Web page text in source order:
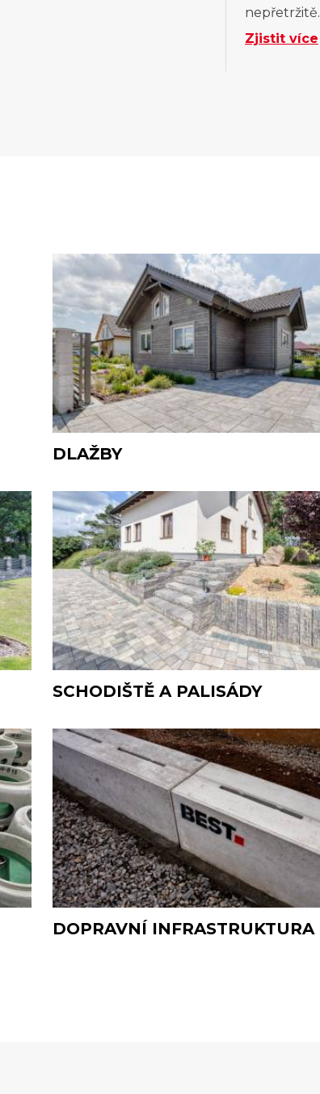
nepřetržitě.
Zjistit více
DLAŽBY
SCHODIŠTĚ A PALISÁDY
DOPRAVNÍ INFRASTRUKTURA